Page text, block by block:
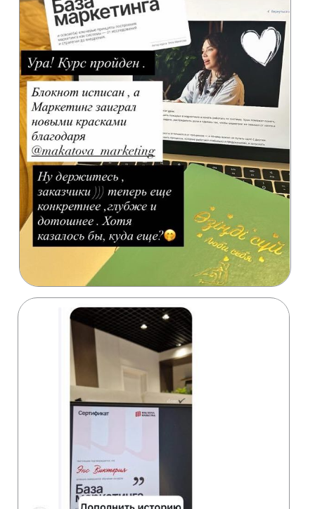
© 2025 Makatova Academy
Политика конфиденциальности
По вопросам: +7 (707) 404 06 44
Все права защищены